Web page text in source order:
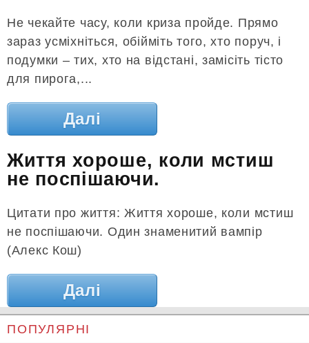
Не чекайте часу, коли криза пройде. Прямо
зараз усміхніться, обійміть того, хто поруч, і
подумки – тих, хто на відстані, замісіть тісто
для пирога,...
Далі
Життя хороше, коли мстиш
не поспішаючи.
Цитати про життя: Життя хороше, коли мстиш
не поспішаючи. Один знаменитий вампір
(Алекс Кош)
Далі
ПОПУЛЯРНІ